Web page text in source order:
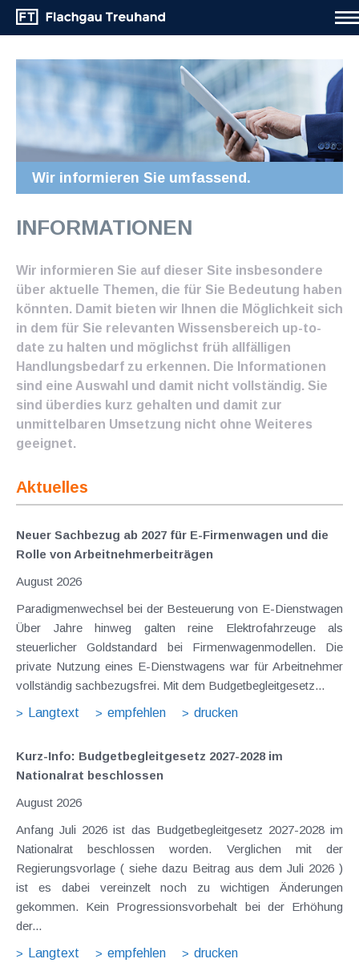
Wir informieren Sie umfassend.
INFORMATIONEN
Wir informieren Sie auf dieser Site insbesondere
über aktuelle Themen, die für Sie Bedeutung haben
könnten. Damit bieten wir Ihnen die Möglichkeit sich
in dem für Sie relevanten Wissensbereich up-to-
date zu halten und möglichst früh allfälligen
Handlungsbedarf zu erkennen. Die Informationen
sind eine Auswahl und damit nicht vollständig. Sie
sind überdies kurz gehalten und damit zur
unmittelbaren Umsetzung nicht ohne Weiteres
geeignet.
Aktuelles
Neuer Sachbezug ab 2027 für E-Firmenwagen und die
Rolle von Arbeitnehmer​­beiträgen
August 2026
Paradigmenwechsel bei der Besteuerung von E-Dienstwagen
Über Jahre hinweg galten reine Elektrofahrzeuge als
steuerlicher Goldstandard bei Firmenwagenmodellen. Die
private Nutzung eines E-Dienstwagens war für Arbeitnehmer
vollständig sachbezugsfrei. Mit dem Budgetbegleitgesetz...
Langtext
empfehlen drucken
Kurz-Info: Budgetbegleitgesetz 2027-2028 im
Nationalrat beschlossen
August 2026
Anfang Juli 2026 ist das Budgetbegleitgesetz 2027-2028 im
Nationalrat beschlossen worden. Verglichen mit der
Regierungsvorlage ( siehe dazu Beitrag aus dem Juli 2026 )
ist es dabei vereinzelt noch zu wichtigen Änderungen
gekommen. Kein Progressionsvorbehalt bei der Erhöhung
der...
Langtext
empfehlen drucken